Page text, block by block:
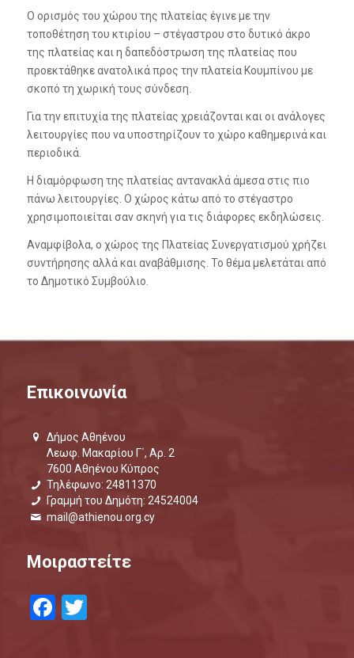
Ο ορισμός του χώρου της πλατείας έγινε με την
τοποθέτηση του κτιρίου – στέγαστρου στο δυτικό άκρο
της πλατείας και η δαπεδόστρωση της πλατείας που
προεκτάθηκε ανατολικά προς την πλατεία Κουμπίνου με
σκοπό τη χωρική τους σύνδεση.
Για την επιτυχία της πλατείας χρειάζονται και οι ανάλογες
λειτουργίες που να υποστηρίζουν το χώρο καθημερινά και
περιοδικά.
Η διαμόρφωση της πλατείας αντανακλά άμεσα στις πιο
πάνω λειτουργίες. Ο χώρος κάτω από το στέγαστρο
χρησιμοποιείται σαν σκηνή για τις διάφορες εκδηλώσεις.
Αναμφίβολα, ο χώρος της Πλατείας Συνεργατισμού χρήζει
συντήρησης αλλά και αναβάθμισης. Το θέμα μελετάται από
το Δημοτικό Συμβούλιο.
Επικοινωνία
Δήμος Αθηένου
Λεωφ. Μακαρίου Γ΄, Αρ. 2
7600 Αθηένου Κύπρος
Τηλέφωνο: 24811370
Γραμμή του Δημότη: 24524004
mail@athienou.org.cy
Μοιραστείτε
Facebook
Twitter